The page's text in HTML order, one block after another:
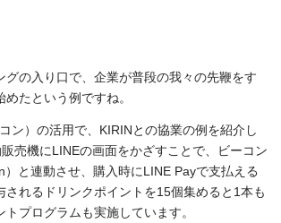
グの入り口で、企業が普段の我々の先鞭をす
たという例ですね。
ン）の活用で、KIRINとの協業の例を紹介し
売機にLINEの画面をかざすことで、ビーコン
と連動させ、購入時にLINE Payで支払える
されるドリンクポイントを15個集めると1本も
プログラムも実施しています。